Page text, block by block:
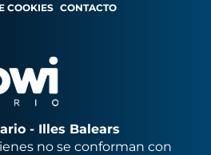
COOKIES CONTACTO
- Illes Balears
no se conforman con